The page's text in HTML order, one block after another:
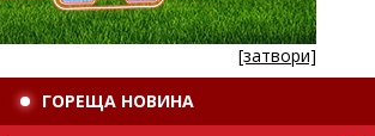
[затвори]
ГОРЕЩА НОВИНА